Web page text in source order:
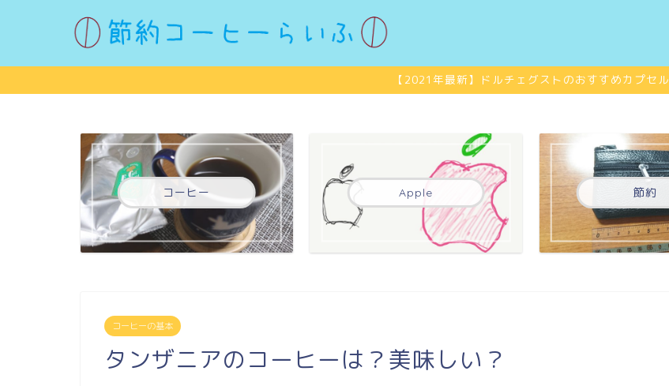
【2021年最新】ドルチェグストのおすすめカプセル
コーヒー Apple 節約
コーヒーの基本
タンザニアのコーヒーは？美味しい？